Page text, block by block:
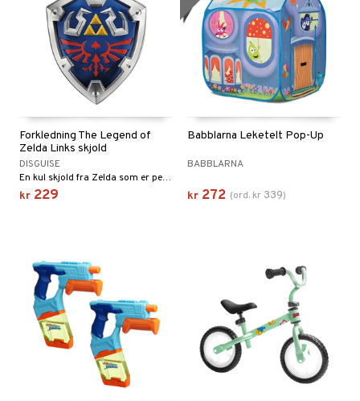
Forkledning The Legend of
Zelda Links skjold
DISGUISE
En kul skjold fra Zelda som er perfekt å kombinere med sverdet.
kr 229
Babblarna Leketelt Pop-Up
BABBLARNA
kr 272 (ord. kr 339)